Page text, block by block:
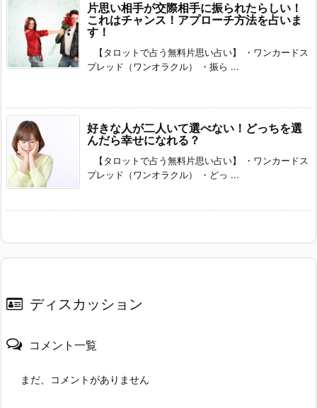
片思い相手が交際相手に振られたらしい！
これはチャンス！アプローチ方法を占いま
す！
【タロットで占う無料片思い占い】 ・ワンカードス
プレッド（ワンオラクル） ・振ら ...
好きな人が二人いて選べない！どっちを選
んだら幸せになれる？
【タロットで占う無料片思い占い】 ・ワンカードス
プレッド（ワンオラクル） ・どっ ...
ディスカッション
コメント一覧
まだ、コメントがありません